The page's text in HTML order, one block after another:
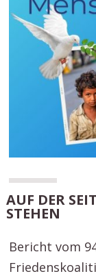
AUF DER
STEHEN
Bericht vom